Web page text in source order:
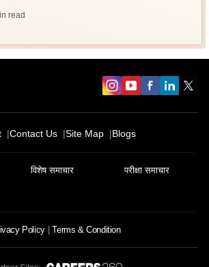
read
Contact Us Site Map Blogs
विशेष समाचार परीक्षा समाचार
Policy Terms & Condition